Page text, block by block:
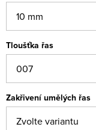
Tloušťka řas
Zakřivení umělých řas